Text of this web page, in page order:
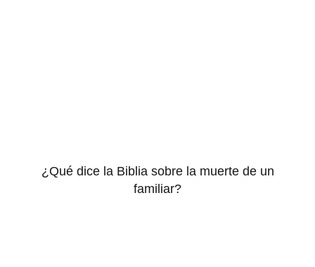
¿Qué dice la Biblia sobre la muerte de un
familiar?